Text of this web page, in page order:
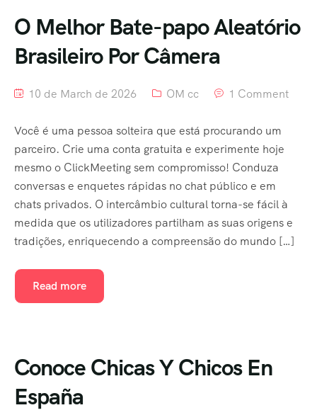
Home 8
Tour List
Tour List – Grid View
Tour List – Right Sidebar
Tour List – Left Sidebar
Tour List – America
Tour List – East Asia
Tour Detail – By Guests
Destination List
O Melhor Bate-papo Aleatório
Brasileiro Por Câmera
10 de March de 2026 OM cc 1 Comment
Você é uma pessoa solteira que está procurando um
parceiro. Crie uma conta gratuita e experimente hoje
mesmo o ClickMeeting sem compromisso! Conduza
conversas e enquetes rápidas no chat público e em
chats privados. O intercâmbio cultural torna-se fácil à
medida que os utilizadores partilham as suas origens e
tradições, enriquecendo a compreensão do mundo […]
Read more
Conoce Chicas Y Chicos En
España